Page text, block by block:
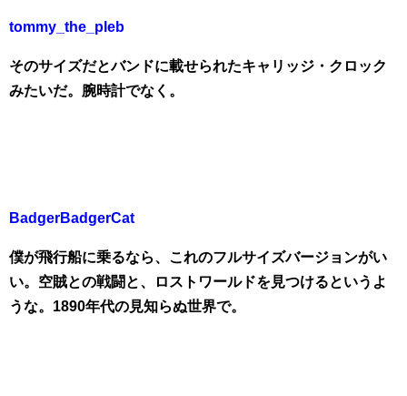
tommy_the_pleb
そのサイズだとバンドに載せられたキャリッジ・クロック
みたいだ。腕時計でなく。
BadgerBadgerCat
僕が飛行船に乗るなら、これのフルサイズバージョンがい
い。空賊との戦闘と、ロストワールドを見つけるというよ
うな。1890年代の見知らぬ世界で。